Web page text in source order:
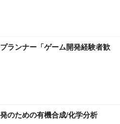
ランナー「ゲーム開発経験者歓
のための有機合成/化学分析